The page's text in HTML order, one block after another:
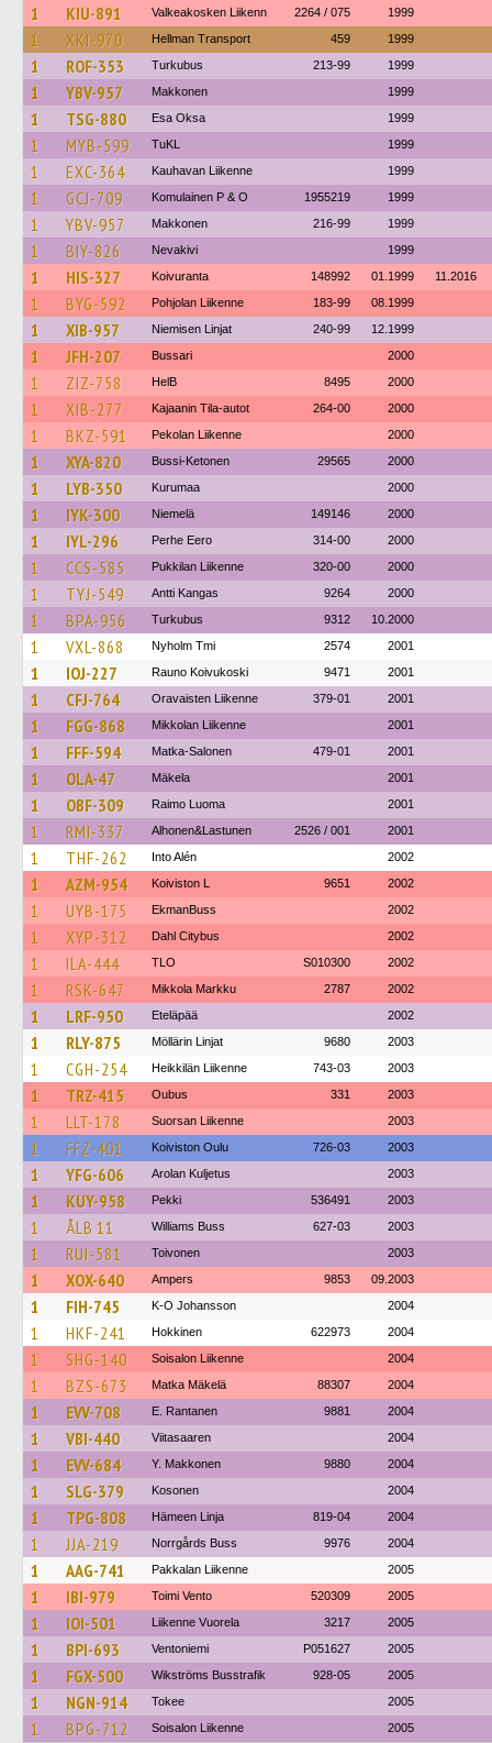
1 KIU-891 Valkeakosken Liikenn 2264 / 075 1999
1 XKI-970 Hellman Transport 459 1999
1 ROF-353 Turkubus 213-99 1999
1 YBV-957 Makkonen 1999
1 TSG-880 Esa Oksa 1999
1 MYB-599 TuKL 1999
1 EXC-364 Kauhavan Liikenne 1999
1 GCJ-709 Komulainen P & O 1955219 1999
1 YBV-957 Makkonen 216-99 1999
1 BIY-826 Nevakivi 1999
1 HIS-327 Koivuranta 148992 01.1999 11.2016
1 BYG-592 Pohjolan Liikenne 183-99 08.1999
1 XIB-957 Niemisen Linjat 240-99 12.1999
1 JFH-207 Bussari 2000
1 ZIZ-758 HelB 8495 2000
1 XIB-277 Kajaanin Tila-autot 264-00 2000
1 BKZ-591 Pekolan Liikenne 2000
1 XYA-820 Bussi-Ketonen 29565 2000
1 LYB-350 Kurumaa 2000
1 IYK-300 Niemelä 149146 2000
1 IYL-296 Perhe Eero 314-00 2000
1 CCS-585 Pukkilan Liikenne 320-00 2000
1 TYJ-549 Antti Kangas 9264 2000
1 BPA-956 Turkubus 9312 10.2000
1 VXL-868 Nyholm Tmi 2574 2001
1 IOJ-227 Rauno Koivukoski 9471 2001
1 CFJ-764 Oravaisten Liikenne 379-01 2001
1 FGG-868 Mikkolan Liikenne 2001
1 FFF-594 Matka-Salonen 479-01 2001
1 OLA-47 Mäkela 2001
1 OBF-309 Raimo Luoma 2001
1 RMI-337 Alhonen&Lastunen 2526 / 001 2001
1 THF-262 Into Alén 2002
1 AZM-954 Koiviston L 9651 2002
1 UYB-175 EkmanBuss 2002
1 XYP-312 Dahl Citybus 2002
1 ILA-444 TLO S010300 2002
1 RSK-647 Mikkola Markku 2787 2002
1 LRF-950 Eteläpää 2002
1 RLY-875 Möllärin Linjat 9680 2003
1 CGH-254 Heikkilän Liikenne 743-03 2003
1 TRZ-415 Oubus 331 2003
1 LLT-178 Suorsan Liikenne 2003
1 FFZ-401 Koiviston Oulu 726-03 2003
1 YFG-606 Arolan Kuljetus 2003
1 KUY-958 Pekki 536491 2003
1 ÅLB 11 Williams Buss 627-03 2003
1 RUI-581 Toivonen 2003
1 XOX-640 Ampers 9853 09.2003
1 FIH-745 K-O Johansson 2004
1 HKF-241 Hokkinen 622973 2004
1 SHG-140 Soisalon Liikenne 2004
1 BZS-673 Matka Mäkelä 88307 2004
1 EVV-708 E. Rantanen 9881 2004
1 VBI-440 Viitasaaren 2004
1 EVV-684 Y. Makkonen 9880 2004
1 SLG-379 Kosonen 2004
1 TPG-808 Hämeen Linja 819-04 2004
1 JJA-219 Norrgårds Buss 9976 2004
1 AAG-741 Pakkalan Liikenne 2005
1 IBI-979 Toimi Vento 520309 2005
1 IOI-501 Liikenne Vuorela 3217 2005
1 BPI-693 Ventoniemi P051627 2005
1 FGX-500 Wikströms Busstrafik 928-05 2005
1 NGN-914 Tokee 2005
1 BPG-712 Soisalon Liikenne 2005